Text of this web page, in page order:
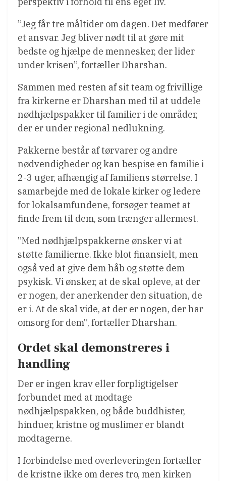
”Jeg får tre måltider om dagen. Det medfører
et ansvar. Jeg bliver nødt til at gøre mit
bedste og hjælpe de mennesker, der lider
under krisen”, fortæller Dharshan.
Sammen med resten af sit team og frivillige
fra kirkerne er Dharshan med til at uddele
nødhjælpspakker til familier i de områder,
der er under regional nedlukning.
Pakkerne består af tørvarer og andre
nødvendigheder og kan bespise en familie i
2-3 uger, afhængig af familiens størrelse. I
samarbejde med de lokale kirker og ledere
for lokalsamfundene, forsøger teamet at
finde frem til dem, som trænger allermest.
”Med nødhjælpspakkerne ønsker vi at
støtte familierne. Ikke blot finansielt, men
også ved at give dem håb og støtte dem
psykisk. Vi ønsker, at de skal opleve, at der
er nogen, der anerkender den situation, de
er i. At de skal vide, at der er nogen, der har
omsorg for dem”, fortæller Dharshan.
Ordet skal demonstreres i
handling
Der er ingen krav eller forpligtigelser
forbundet med at modtage
nødhjælpspakken, og både buddhister,
hinduer, kristne og muslimer er blandt
modtagerne.
I forbindelse med overleveringen fortæller
de kristne ikke om deres tro, men kirken